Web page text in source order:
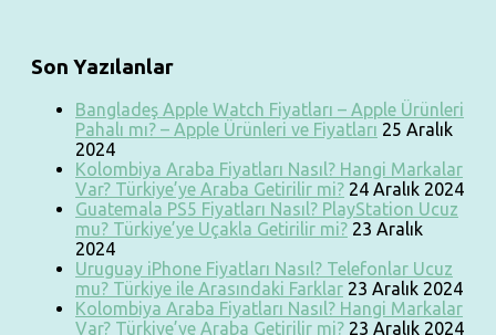
Son Yazılanlar
Bangladeş Apple Watch Fiyatları – Apple Ürünleri
Pahalı mı? – Apple Ürünleri ve Fiyatları 25 Aralık
2024
Kolombiya Araba Fiyatları Nasıl? Hangi Markalar
Var? Türkiye’ye Araba Getirilir mi? 24 Aralık 2024
Guatemala PS5 Fiyatları Nasıl? PlayStation Ucuz
mu? Türkiye’ye Uçakla Getirilir mi? 23 Aralık
2024
Uruguay iPhone Fiyatları Nasıl? Telefonlar Ucuz
mu? Türkiye ile Arasındaki Farklar 23 Aralık 2024
Kolombiya Araba Fiyatları Nasıl? Hangi Markalar
Var? Türkiye’ye Araba Getirilir mi? 23 Aralık 2024